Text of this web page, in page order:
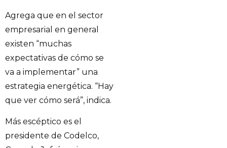
Agrega que en el sector
empresarial en general
existen “muchas
expectativas de cómo se
va a implementar” una
estrategia energética. “Hay
que ver cómo será”, indica.
Más escéptico es el
presidente de Codelco,